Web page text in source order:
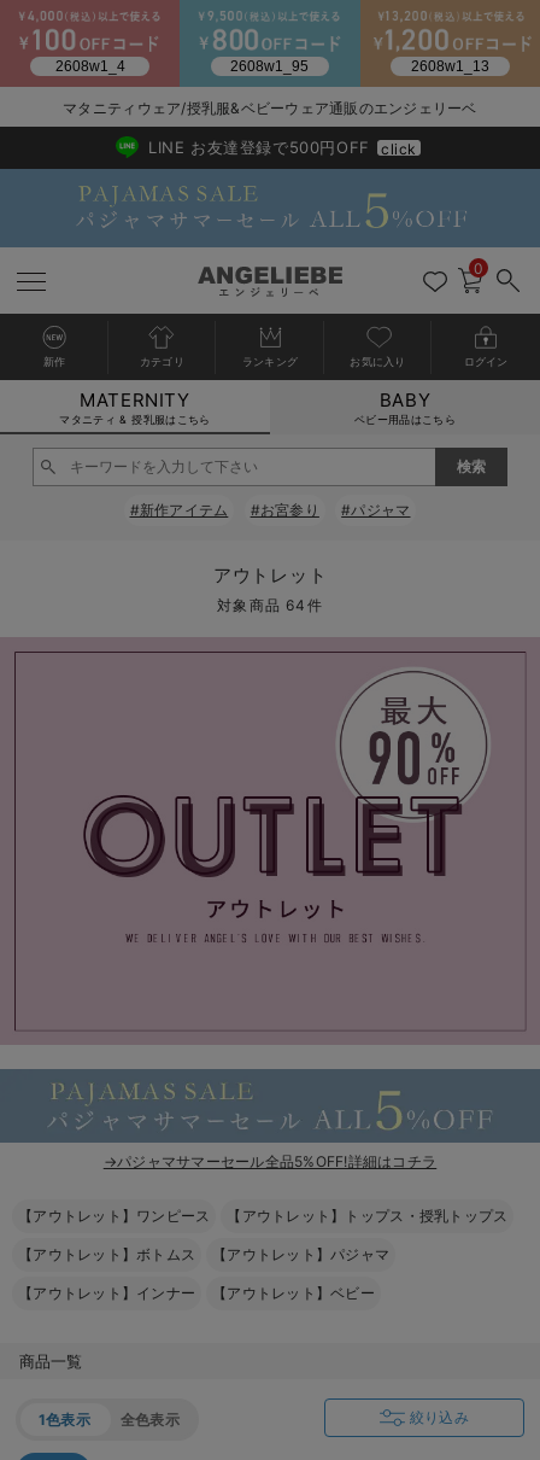
マタニティウェア全て
マタニティ ワンピース
マタニティ トップス
マタニティ 下着・インナー全て
授乳ブラ・マタニティブラ（マタニティインナー・産後用品）
マタニティ 授乳 キャミソール
産後 ガードル インナー
マタニティ 腹巻き
授乳服全て
マタニティ フォーマル全て
マタニティ スーツ
マタニティ ドレス（結婚式・お呼ばれ）
マタニティ フォーマル パンツ・ボトムス
授乳用品全て
妊婦用 抱き枕・授乳クッション
マタニティレッグウェア全て
マタニティストッキング・タイツ
マタニティ ボディケア全て
アウトレット全て
【アウトレット】ワンピース
【アウトレット】パジャマ
特集全て
コットン素材
Tシャツブラ
ブラトップ
快適機能ウェア特集 パジャマ
erbaviva（エルバビーバ）
安心の日本製。先輩ママが買ってよかった！本当に必要な出産準備品
買って正解！高評価レビューアイテム
冬に可愛いニットがお得！
再入荷全て
再入荷｜インナー
戻る
送料無料アイテム全て
ワンピース
スカート
パジャマ
インナー
雑貨
戻る
ブラキャミ おまとめ
MAX55%OFF ブラック
戻る
【37周年祭セール】
【37周年祭セール】
戻る
気温差別オススメア
【15℃】3月下旬～
戻る
動きやすく着回しで
戻る
強撚スムース(コスパ
戻る
マタニティウェア
【おまとめ割】パジ
戻る
こだわりの履き心地
カジュアル
オフィス
戻る
ジャケット派
きれいめ美脚パンツ派
ツィード派
王道シンプル派
セットアップ派
戻る
出産準備応援割全て
マタニティパジャマ
戻る
【オフィスカジュア
戻る
レギンスタイプ
戻る
【フォーマル】ワン
戻る
【ベビー】長袖
戻る
ハンカチ
短肌着
セット
戻る
快適ウェア10%OFF
快適ウェア10%OFF
戻る
春のマタニティワン
セットアップ・ レイ
ジャンパースカート/
ワーク・オフィス
カジュアル
フォーマル / オケー
戻る
Gift Selection 出産
〜3,000円（税込）
10,001円（税込）〜
女の子におススメの
男の子におススメの
定番ギフト
お部屋映えアイテム
戻る
冬の冷え対策インナ
薄くてあったか
保温&リカバリー
レギンス・タイツ
カップ付きインナー
あったか度◎
戻る
入院準備の持ち物チ
入院してすぐ使うグ
戻る
冬のあったか特集全て
【冬のあったか特集
【冬のあったか特集
マタニティウェア/授乳服&ベビーウェア通販のエンジェリーベ
2026/NewArrival
送料495円(一部地域を除く) 7,700円以上で送料無料
LINE お友達登録で500円OFF click
0
新作 カテゴリ ランキング お気に入り ログイン
MATERNITY
マタニティ & 授乳服はこちら
BABY
ベビー用品はこちら
#新作アイテム #お宮参り #パジャマ
アウトレット
対象商品 64件
→パジャマサマーセール全品5%OFF!詳細はコチラ
【アウトレット】ワンピース 【アウトレット】トップス・授乳トップス
【アウトレット】ボトムス 【アウトレット】パジャマ
【アウトレット】インナー 【アウトレット】ベビー
商品一覧
1色表示 全色表示 絞り込み
カートに入れる
閉じる